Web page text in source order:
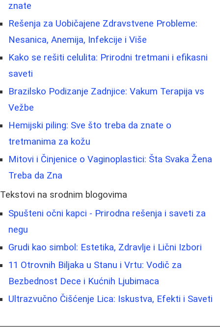
znate
Rešenja za Uobičajene Zdravstvene Probleme:
Nesanica, Anemija, Infekcije i Više
Kako se rešiti celulita: Prirodni tretmani i efikasni
saveti
Brazilsko Podizanje Zadnjice: Vakum Terapija vs
Vežbe
Hemijski piling: Sve što treba da znate o
tretmanima za kožu
Mitovi i Činjenice o Vaginoplastici: Šta Svaka Žena
Treba da Zna
Tekstovi na srodnim blogovima
Spušteni očni kapci - Prirodna rešenja i saveti za
negu
Grudi kao simbol: Estetika, Zdravlje i Lični Izbori
11 Otrovnih Biljaka u Stanu i Vrtu: Vodič za
Bezbednost Dece i Kućnih Ljubimaca
Ultrazvučno Čišćenje Lica: Iskustva, Efekti i Saveti